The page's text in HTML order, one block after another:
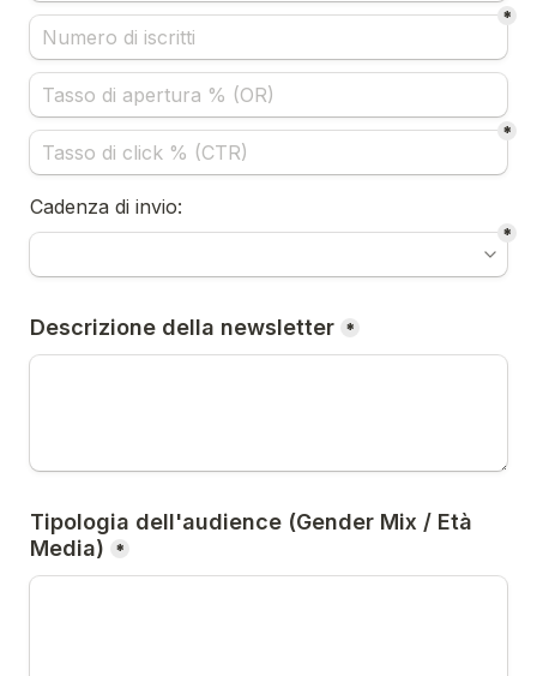
*
*
Cadenza di invio:
*
Descrizione della newsletter *
Tipologia dell'audience (Gender Mix / Età
Media)
*